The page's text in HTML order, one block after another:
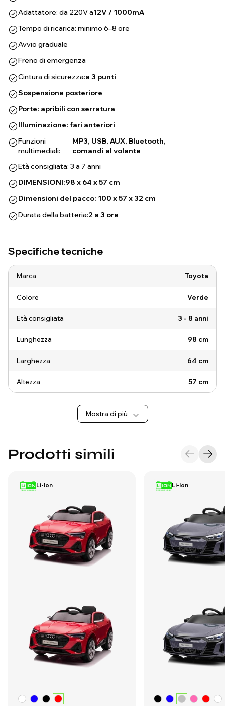
Adattatore: da 220V a12V / 1000mA
Tempo di ricarica: minimo 6–8 ore
Avvio graduale
Freno di emergenza
Cintura di sicurezza:a 3 punti
Sospensione posteriore
Porte: apribili con serratura
Illuminazione: fari anteriori
Funzioni
multimediali:
MP3, USB, AUX, Bluetooth,
comandi al volante
Età consigliata: 3 a 7 anni
DIMENSIONI:98 x 64 x 57 cm
Dimensioni del pacco: 100 x 57 x 32 cm
Durata della batteria:2 a 3 ore
Specifiche tecniche
Marca Toyota
Colore Verde
Età consigliata 3 - 8 anni
Lunghezza 98 cm
Larghezza 64 cm
Altezza 57 cm
Mostra di più
Prodotti simili
Li-Ion Li-Ion